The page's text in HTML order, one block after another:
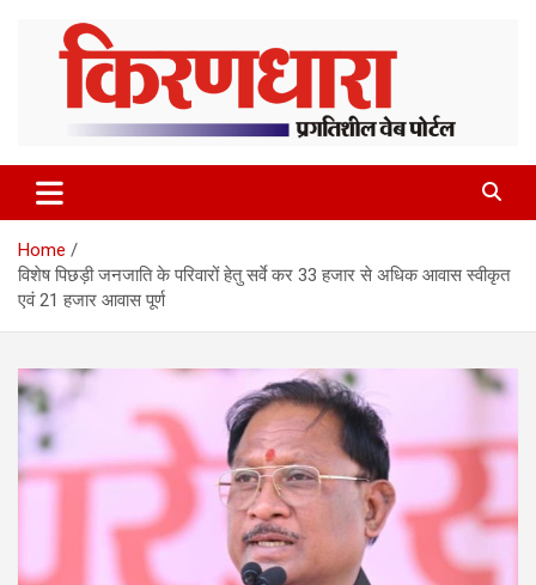
content
Home
विशेष पिछड़ी जनजाति के परिवारों हेतु सर्वे कर 33 हजार से अधिक आवास स्वीकृत
एवं 21 हजार आवास पूर्ण